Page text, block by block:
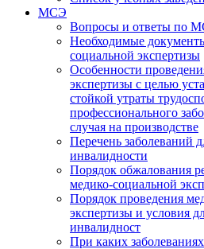
МСЭ
Вопросы и ответы по
Необходимые
социальной экспертизы
Особенности
экспертизы с целью
стойкой утраты
профессионального
случая на производстве
Перечень заболеваний
инвалидности
Порядок обжалования
медико-социальной
Порядок проведения
экспертизы и условия
инвалидност
При каких